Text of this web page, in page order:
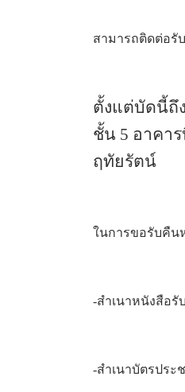
สามารถติดต่อรั
ตั้งแต่บัดนี้ถึ
ชั้น 5 อาคา
ฤทัยรัตน์
ในการขอรับคืน
-สำเนาหนังสือรั
-สำเนาบัตรประ